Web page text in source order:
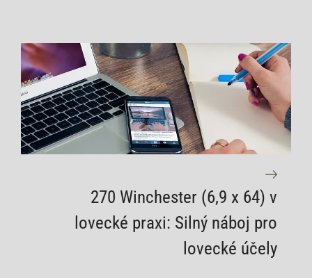
270 Winchester (6,9 x 64) v
lovecké praxi: Silný náboj pro
lovecké účely